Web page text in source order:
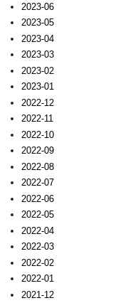
2023-06
2023-05
2023-04
2023-03
2023-02
2023-01
2022-12
2022-11
2022-10
2022-09
2022-08
2022-07
2022-06
2022-05
2022-04
2022-03
2022-02
2022-01
2021-12